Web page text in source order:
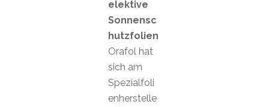
elektive
Sonnensc
hutzfolien
Orafol hat
sich am
Spezialfoli
enherstelle